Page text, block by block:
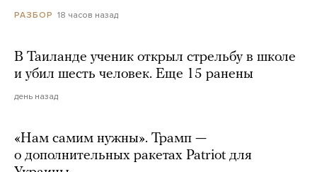
РАЗБОР 18 часов назад
В Таиланде ученик открыл стрельбу в школе
и убил шесть человек. Еще 15 ранены
день назад
«Нам самим нужны». Трамп —
о дополнительных ракетах Patriot для